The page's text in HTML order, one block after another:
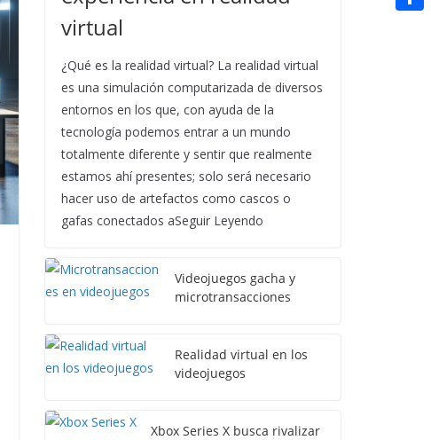
virtual
¿Qué es la realidad virtual? La realidad virtual
es una simulación computarizada de diversos
entornos en los que, con ayuda de la
tecnología podemos entrar a un mundo
totalmente diferente y sentir que realmente
estamos ahí presentes; solo será necesario
hacer uso de artefactos como cascos o
gafas conectados aSeguir Leyendo
Videojuegos gacha y
microtransacciones
Realidad virtual en los
videojuegos
Xbox Series X busca rivalizar
n
a